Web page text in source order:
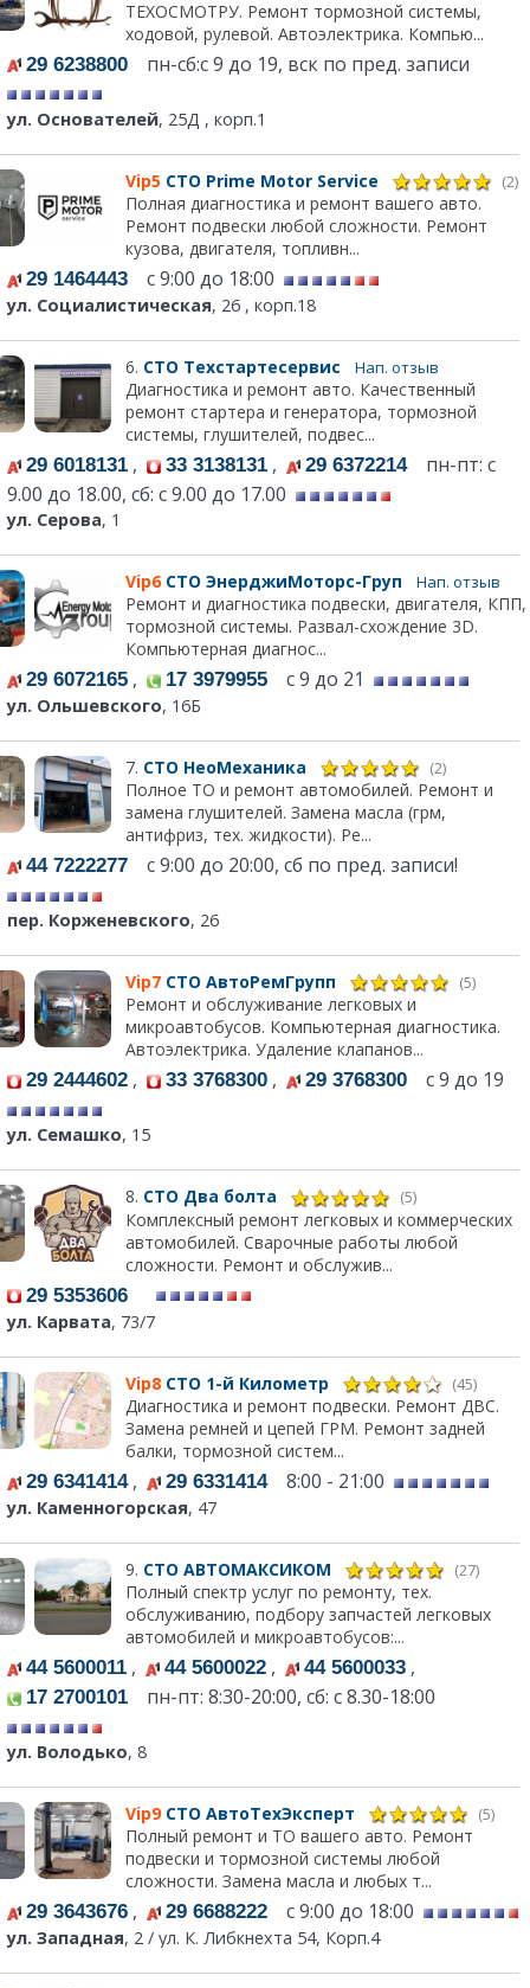
ТЕХОСМОТРУ. Ремонт тормозной системы,
ходовой, рулевой. Автоэлектрика. Компью...
29 6238800 пн-сб:с 9 до 19, вск по пред. записи
ул. Основателей, 25Д , корп.1
Vip5 СТО Prime Motor Service (2)
Полная диагностика и ремонт вашего авто.
Ремонт подвески любой сложности. Ремонт
кузова, двигателя, топливн...
29 1464443 с 9:00 до 18:00
ул. Социалистическая, 26 , корп.18
6. СТО Техстартесервис Нап. отзыв
Диагностика и ремонт авто. Качественный
ремонт стартера и генератора, тормозной
системы, глушителей, подвес...
29 6018131 , 33 3138131 , 29 6372214пн-пт: с
9.00 до 18.00, сб: с 9.00 до 17.00
ул. Серова, 1
Vip6 СТО ЭнерджиМоторс-Груп Нап. отзыв
Ремонт и диагностика подвески, двигателя, КПП,
тормозной системы. Развал-схождение 3D.
Компьютерная диагнос...
29 6072165 , 17 3979955 с 9 до 21
ул. Ольшевского, 16Б
7. СТО НеоМеханика (2)
Полное ТО и ремонт автомобилей. Ремонт и
замена глушителей. Замена масла (грм,
антифриз, тех. жидкости). Ре...
44 7222277 с 9:00 до 20:00, сб по пред. записи!
пер. Корженевского, 26
Vip7 СТО АвтоРемГрупп (5)
Ремонт и обслуживание легковых и
микроавтобусов. Компьютерная диагностика.
Автоэлектрика. Удаление клапанов...
29 2444602 , 33 3768300 , 29 3768300 с 9 до 19
ул. Семашко, 15
8. СТО Два болта (5)
Комплексный ремонт легковых и коммерческих
автомобилей. Сварочные работы любой
сложности. Ремонт и обслужив...
29 5353606
ул. Карвата, 73/7
Vip8 СТО 1-й Километр (45)
Диагностика и ремонт подвески. Ремонт ДВС.
Замена ремней и цепей ГРМ. Ремонт задней
балки, тормозной систем...
29 6341414, 29 63314148:00 - 21:00
ул. Каменногорская, 47
9. СТО АВТОМАКСИКОМ (27)
Полный спектр услуг по ремонту, тех.
обслуживанию, подбору запчастей легковых
автомобилей и микроавтобусов:...
44 5600011 , 44 5600022 , 44 5600033 ,
17 2700101 пн-пт: 8:30-20:00, сб: с 8.30-18:00
ул. Володько, 8
Vip9 СТО АвтоТехЭксперт (5)
Полный ремонт и ТО вашего авто. Ремонт
подвески и тормозной системы любой
сложности. Замена масла и любых т...
29 3643676 , 29 6688222 с 9:00 до 18:00
ул. Западная, 2 / ул. К. Либкнехта 54, Корп.4